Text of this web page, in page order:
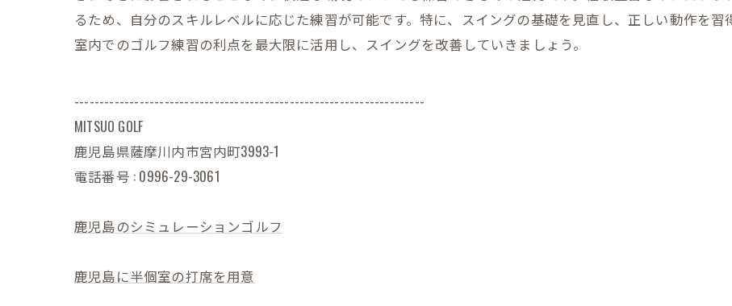
るため、自分のスキルレベルに応じた練習が可能です。特に、スイングの基礎を見直し、正しい動作を習
室内でのゴルフ練習の利点を最大限に活用し、スイングを改善していきましょう。
----------------------------------------------------------------------
MITSUO GOLF
鹿児島県薩摩川内市宮内町3993-1
電話番号 : 0996-29-3061
鹿児島のシミュレーションゴルフ
鹿児島に半個室の打席を用意